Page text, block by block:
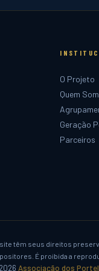
O Projeto
Quem
Geração
Parceiros
têm seus direitos
É proibida a
Associação dos